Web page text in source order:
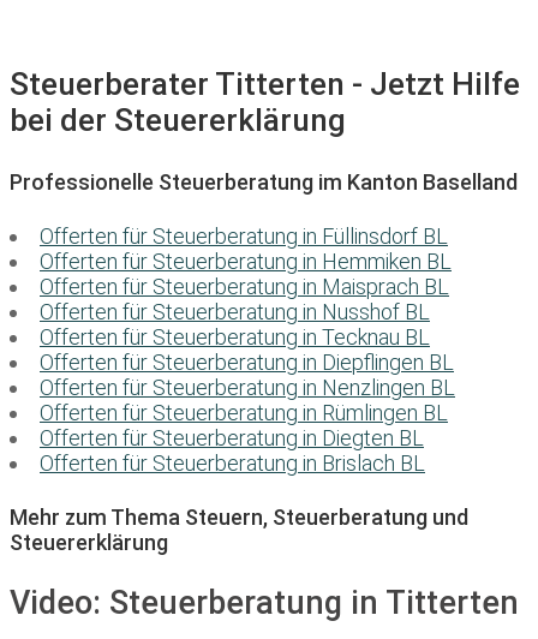
Steuerberater Titterten - Jetzt Hilfe
bei der Steuererklärung
Professionelle Steuerberatung im Kanton Baselland
Offerten für Steuerberatung in Füllinsdorf BL
Offerten für Steuerberatung in Hemmiken BL
Offerten für Steuerberatung in Maisprach BL
Offerten für Steuerberatung in Nusshof BL
Offerten für Steuerberatung in Tecknau BL
Offerten für Steuerberatung in Diepflingen BL
Offerten für Steuerberatung in Nenzlingen BL
Offerten für Steuerberatung in Rümlingen BL
Offerten für Steuerberatung in Diegten BL
Offerten für Steuerberatung in Brislach BL
Mehr zum Thema Steuern, Steuerberatung und
Steuererklärung
Video: Steuerberatung in Titterten